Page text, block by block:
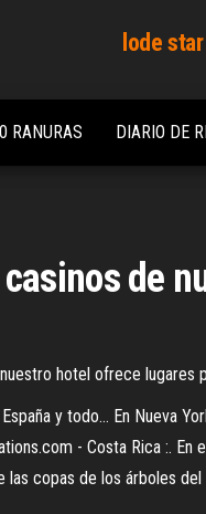
lode
RANURAS DIARIO DE
de
hotel ofrece lugares
y todo… En Nueva
- Costa Rica :. En
copas de los árboles